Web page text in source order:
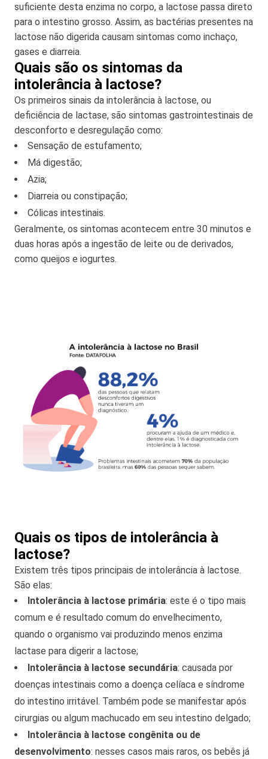
suficiente desta enzima no corpo, a lactose passa direto
para o intestino grosso. Assim, as bactérias presentes na
lactose não digerida causam sintomas como inchaço,
gases e diarreia.
Quais são os sintomas da
intolerância à lactose?
Os primeiros sinais da intolerância à lactose, ou
deficiência de lactase, são sintomas gastrointestinais de
desconforto e desregulação como:
Sensação de estufamento;
Má digestão;
Azia;
Diarreia ou constipação;
Cólicas intestinais.
Geralmente, os sintomas acontecem entre 30 minutos e
duas horas após a ingestão de leite ou de derivados,
como queijos e iogurtes.
Quais os tipos de intolerância à
lactose?
Existem três tipos principais de intolerância à lactose.
São elas:
Intolerância à lactose primária: este é o tipo mais
comum e é resultado comum do envelhecimento,
quando o organismo vai produzindo menos enzima
lactase para digerir a lactose;
Intolerância à lactose secundária: causada por
doenças intestinais como a doença celíaca e síndrome
do intestino irritável. Também pode se manifestar após
cirurgias ou algum machucado em seu intestino delgado;
Intolerância à lactose congênita ou de
desenvolvimento: nesses casos mais raros, os bebês já